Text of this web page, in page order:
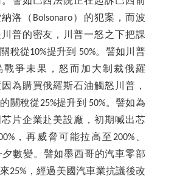
洛（Bolsonaro）的犯案，而波
普的密友，川普一怒之下把課
稅從10%提升到 50%。譬如川普
戰爭未果，怒而加大制裁俄羅
為購買俄羅斯石油觸怒川普，
關稅從25%提升到 50%。譬如為
片企業赴美設廠，初期喊出芯
，再威脅可能拉高至200%、
夕數變。譬如墨西哥的汽車零部
25%，經過美國汽車業抗議後改